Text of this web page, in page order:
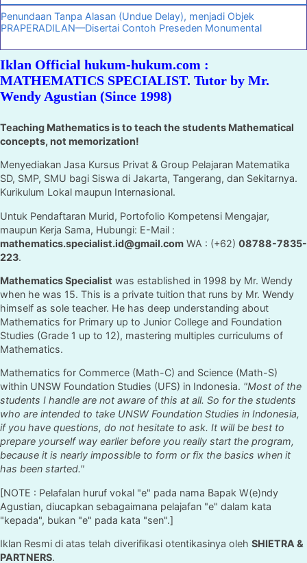
Penundaan Tanpa Alasan (Undue Delay), menjadi Objek
PRAPERADILAN—Disertai Contoh Preseden Monumental
Iklan Official hukum-hukum.com :
MATHEMATICS SPECIALIST. Tutor by Mr.
Wendy Agustian (Since 1998)
Teaching Mathematics is to teach the students Mathematical
concepts, not memorization!
Menyediakan Jasa Kursus Privat & Group Pelajaran Matematika
SD, SMP, SMU bagi Siswa di Jakarta, Tangerang, dan Sekitarnya.
Kurikulum Lokal maupun Internasional.
Untuk Pendaftaran Murid, Portofolio Kompetensi Mengajar,
maupun Kerja Sama, Hubungi: E-Mail :
mathematics.specialist.id@gmail.com WA : (+62) 08788-7835-
223.
Mathematics Specialist was established in 1998 by Mr. Wendy
when he was 15. This is a private tuition that runs by Mr. Wendy
himself as sole teacher. He has deep understanding about
Mathematics for Primary up to Junior College and Foundation
Studies (Grade 1 up to 12), mastering multiples curriculums of
Mathematics.
Mathematics for Commerce (Math-C) and Science (Math-S)
within UNSW Foundation Studies (UFS) in Indonesia. "Most of the
students I handle are not aware of this at all. So for the students
who are intended to take UNSW Foundation Studies in Indonesia,
if you have questions, do not hesitate to ask. It will be best to
prepare yourself way earlier before you really start the program,
because it is nearly impossible to form or fix the basics when it
has been started."
[NOTE : Pelafalan huruf vokal "e" pada nama Bapak W(e)ndy
Agustian, diucapkan sebagaimana pelajafan "e" dalam kata
"kepada", bukan "e" pada kata "sen".]
Iklan Resmi di atas telah diverifikasi otentikasinya oleh SHIETRA &
PARTNERS.